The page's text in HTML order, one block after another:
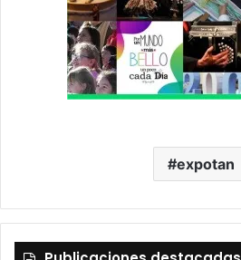
expotan